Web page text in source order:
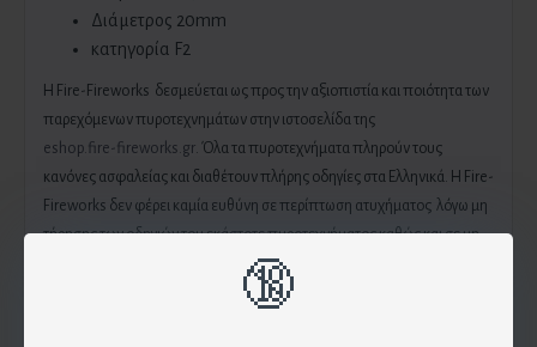
🔞
Διάμετρος 20mm
κατηγορία F2
H Fire-Fireworks δεσμεύεται ως προς την αξιοπιστία και ποιότητα των
παρεχόμενων πυροτεχνημάτων στην ιστοσελίδα της
eshop.fire-fireworks.gr. Όλα τα πυροτεχνήματα πληρούν τους
κανόνες ασφαλείας και διαθέτουν πλήρης οδηγίες στα Ελληνικά. Η Fire-
Fireworks δεν φέρει καμία ευθύνη σε περίπτωση ατυχήματος λόγω μη
τήρησης των οδηγιών του εκάστοτε πυροτεχνήματος καθώς και σε μη